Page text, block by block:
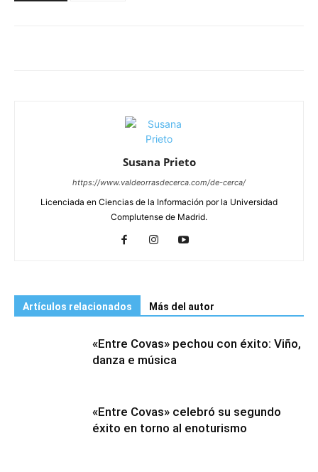
Susana Prieto
https://www.valdeorrasdecerca.com/de-cerca/
Licenciada en Ciencias de la Información por la Universidad
Complutense de Madrid.
Artículos relacionados Más del autor
«Entre Covas» pechou con éxito: Viño,
danza e música
«Entre Covas» celebró su segundo
éxito en torno al enoturismo